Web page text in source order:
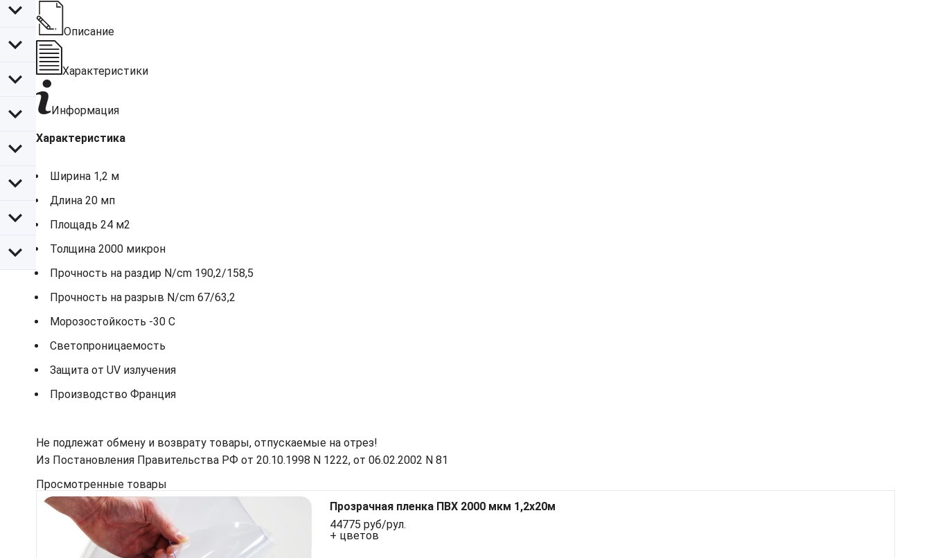
Описание
Характеристики
Информация
Характеристика
Ширина 1,2 м
Длина 20 мп
Площадь 24 м2
Толщина 2000 микрон
Прочность на раздир N/cm 190,2/158,5
Прочность на разрыв N/cm 67/63,2
Морозостойкость -30 С
Светопроницаемость
Защита от UV излучения
Производство Франция
Не подлежат обмену и возврату товары, отпускаемые на отрез!
Из Постановления Правительства РФ от 20.10.1998 N 1222, от 06.02.2002 N 81
Просмотренные товары
Прозрачная пленка ПВХ 2000 мкм 1,2x20м
44775 руб/рул.
+ цветов